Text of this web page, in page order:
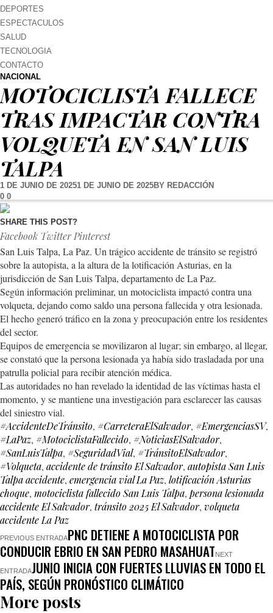
DEPORTES
ESPECTACULOS
SALUD
TECNOLOGIA
CONTACTO
NACIONAL
MOTOCICLISTA FALLECE
TRAS IMPACTAR CONTRA
VOLQUETA EN SAN LUIS
TALPA
1 DE JUNIO DE 20251 DE JUNIO DE 2025BY REDACCIÓN
0 0
SHARE THIS POST?
Facebook Twitter Pinterest
San Luis Talpa, La Paz. Un trágico accidente de tránsito se registró
sobre la autopista, a la altura de la lotificación Asturias, en la
jurisdicción de San Luis Talpa, departamento de La Paz.
Según información preliminar, un motociclista impactó contra una
volqueta, dejando como saldo una persona fallecida y otra lesionada.
El hecho generó tráfico en la zona y preocupación entre los residentes
del sector.
Equipos de emergencia se movilizaron al lugar; sin embargo, al llegar,
se constató que la persona lesionada ya había sido trasladada por una
patrulla policial para recibir atención médica.
Las autoridades no han revelado la identidad de las víctimas hasta el
momento, y se mantiene una investigación para esclarecer las causas
del siniestro vial.
#AccidenteDeTránsito, #CarreteraElSalvador, #EmergenciasSV,
#LaPaz, #MotociclistaFallecido, #NoticiasElSalvador,
#SanLuisTalpa, #SeguridadVial, #TránsitoElSalvador,
#Volqueta, accidente de tránsito El Salvador, autopista San Luis
Talpa accidente, emergencia vial La Paz, lotificación Asturias
choque, motociclista fallecido San Luis Talpa, persona lesionada
accidente El Salvador, tránsito 2025 El Salvador, volqueta
accidente La Paz
PREVIOUS ENTRADAPNC DETIENE A MOTOCICLISTA POR
CONDUCIR EBRIO EN SAN PEDRO MASAHUATNEXT
ENTRADAJUNIO INICIA CON FUERTES LLUVIAS EN TODO EL
PAÍS, SEGÚN PRONÓSTICO CLIMÁTICO
More posts